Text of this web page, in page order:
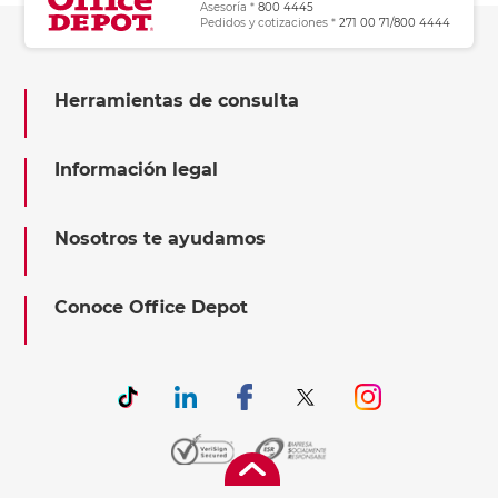
Asesoría * 800 4445
Pedidos y cotizaciones * 271 00 71/800 4444
Herramientas de consulta
Información legal
Nosotros te ayudamos
Conoce Office Depot